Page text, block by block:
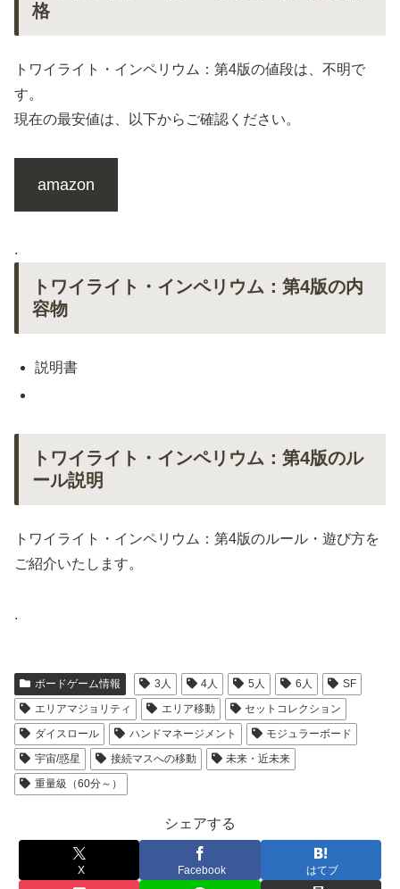
格
トワイライト・インペリウム：第4版の値段は、不明で
す。
現在の最安値は、以下からご確認ください。
amazon
.
トワイライト・インペリウム：第4版の内
容物
説明書
トワイライト・インペリウム：第4版のル
ール説明
トワイライト・インペリウム：第4版のルール・遊び方を
ご紹介いたします。
.
ボードゲーム情報 3人 4人 5人 6人
SF
エリアマジョリティ
エリア移動
セットコレクション
ダイスロール
ハンドマネージメント
モジュラーボード
宇宙/惑星
接続マスへの移動
未来・近未来
重量級（60分～）
シェアする
X Facebook はてブ